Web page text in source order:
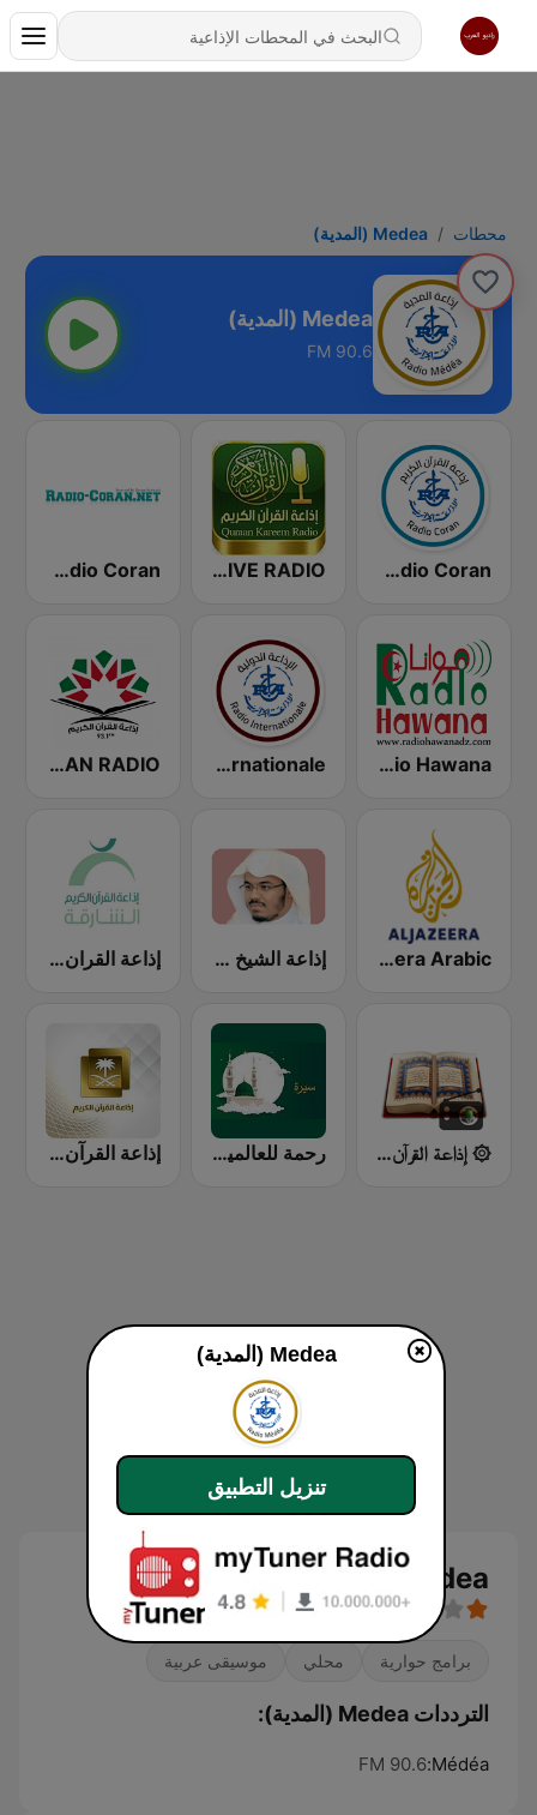
محطات Medea (المدية)
Medea (المدية)
90.6 FM
Radio Coran (إذاعة القرآن الكريم) QURAN LIVE RADIO Radio Coran (إذاعة القرآن الكريم)
Radio Hawana (راديو هوانا) Radio Algérie Internationale (إذاعة الجزائر الدولية) QURAN RADIO (إذاعة القران الكريم)
Al Jazeera Arabic (قناة الجزيرة) إذاعة الشيخ ياسر الدوسري إذاعة القران الكريم من الشارقة Holy Quran Radio from Sharjah
۞ إذاعة القرآن ۞ رحمة للعالمين Mercy To Mankind إذاعة القرآن الكريم - Holy Quran Radio
Medea (المدية) بث حي
برامج حوارية محلي موسيقى عربية
الترددات Medea (المدية):
Médéa:
90.6 FM
Medea (المدية)
تنزيل التطبيق